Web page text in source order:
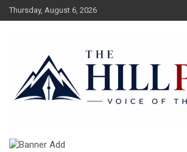
Skip
to
Thursday, August 6, 2026
The Hillpost